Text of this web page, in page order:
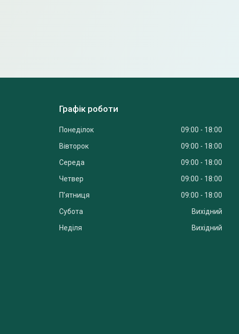
Графік роботи
Понеділок 09:00
18:00
Вівторок
09:00
18:00
Середа
09:00
18:00
Четвер
09:00
18:00
Пʼятниця
09:00
18:00
Субота
Вихідний
Неділя
Вихідний